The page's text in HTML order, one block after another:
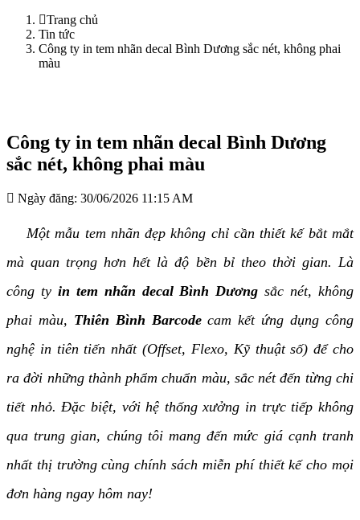
Trang chủ
Tin tức
Công ty in tem nhãn decal Bình Dương sắc nét, không phai
màu
Công ty in tem nhãn decal Bình Dương
sắc nét, không phai màu
Ngày đăng: 30/06/2026 11:15 AM
Một mẫu tem nhãn đẹp không chỉ cần thiết kế bắt mắt
mà quan trọng hơn hết là độ bền bỉ theo thời gian. Là
công ty in tem nhãn decal Bình Dương sắc nét, không
phai màu, Thiên Bình Barcodecam kết ứng dụng công
nghệ in tiên tiến nhất (Offset, Flexo, Kỹ thuật số) để cho
ra đời những thành phẩm chuẩn màu, sắc nét đến từng chi
tiết nhỏ. Đặc biệt, với hệ thống xưởng in trực tiếp không
qua trung gian, chúng tôi mang đến mức giá cạnh tranh
nhất thị trường cùng chính sách miễn phí thiết kế cho mọi
đơn hàng ngay hôm nay!